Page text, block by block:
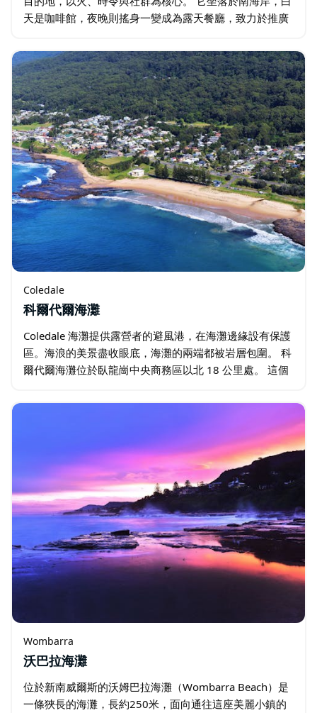
天是咖啡館，夜晚則搖身一變成為露天餐廳，致力於推廣
Coledale
科爾代爾海灘
Coledale 海灘提供露營者的避風港，在海灘邊緣設有保護
區。海浪的美景盡收眼底，海灘的兩端都被岩層包圍。 科
爾代爾海灘位於臥龍崗中央商務區以北 18 公里處。 這個
4…
Wombarra
沃巴拉海灘
位於新南威爾斯的沃姆巴拉海灘（Wombarra Beach）是
一條狹長的海灘，長約250米，面向通往這座美麗小鎮的